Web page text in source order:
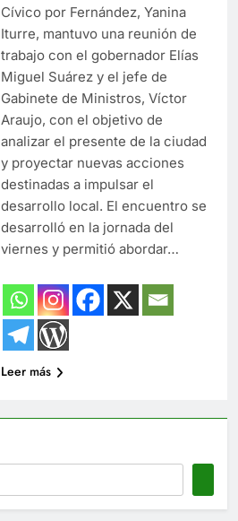
Cívico por Fernández, Yanina
Iturre, mantuvo una reunión de
trabajo con el gobernador Elías
Miguel Suárez y el jefe de
Gabinete de Ministros, Víctor
Araujo, con el objetivo de
analizar el presente de la ciudad
y proyectar nuevas acciones
destinadas a impulsar el
desarrollo local. El encuentro se
desarrolló en la jornada del
viernes y permitió abordar…
Leer más